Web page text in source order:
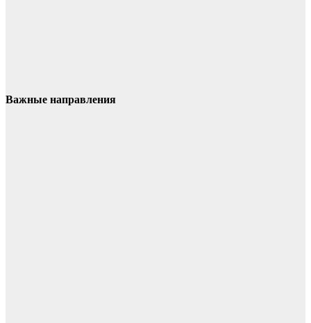
Важные направления